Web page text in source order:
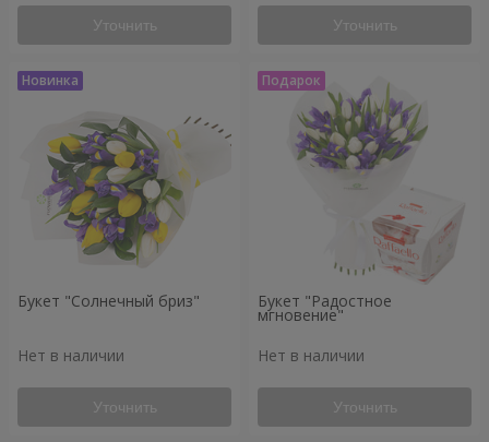
Уточнить Уточнить
Букет "Солнечный бриз"
Нет в наличии
Уточнить
Букет "Радостное
мгновение"
Нет в наличии
Уточнить